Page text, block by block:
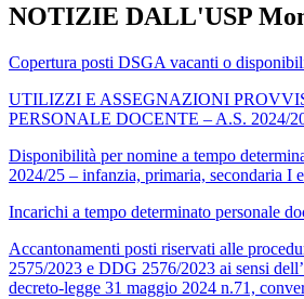
NOTIZIE DALL'USP
Copertura posti DSGA vacanti o
UTILIZZI E ASSEGNAZIONI
PERSONALE DOCENTE – A.S. 2024/
Disponibilità per nomine a tempo
2024/25 – infanzia, primaria, secondaria I
Incarichi a tempo determinato personale
Accantonamenti posti riservati alle
2575/2023 e DDG 2576/2023 ai sensi
decreto-legge 31 maggio 2024 n.71,